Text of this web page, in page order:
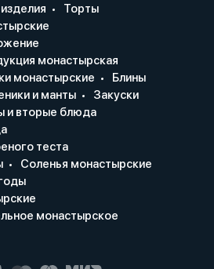
Торты
монастырская
монастырские
Блины
и манты
Закуски
и вторые блюда
теста
Соленья монастырские
монастырское